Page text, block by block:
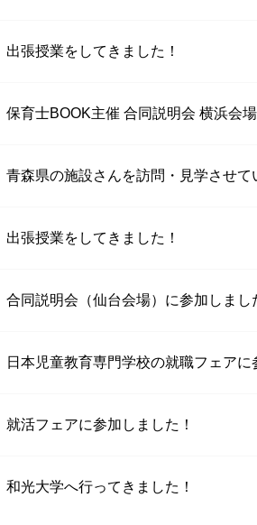
出張授業をしてきました！
保育士BOOK主催 合同説明会 横浜会
青森県の施設さんを訪問・見学させて
出張授業をしてきました！
合同説明会（仙台会場）に参加しまし
日本児童教育専門学校の就職フェアに
就活フェアに参加しました！
和光大学へ行ってきました！